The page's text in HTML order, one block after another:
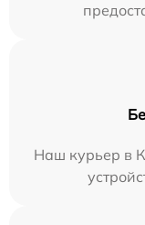
Наш курьер в